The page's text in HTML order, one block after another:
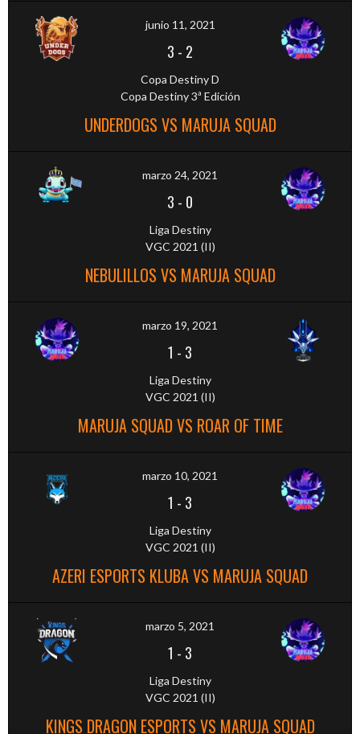
junio 11, 2021
3 - 2
Copa Destiny D
Copa Destiny 3ª Edición
UNDERDOGS VS MARUJA SQUAD
marzo 24, 2021
3 - 0
Liga Destiny
VGC 2021 (II)
NEBULILLOS VS MARUJA SQUAD
marzo 19, 2021
1 - 3
Liga Destiny
VGC 2021 (II)
MARUJA SQUAD VS ROAR OF TIME
marzo 10, 2021
1 - 3
Liga Destiny
VGC 2021 (II)
AZERI ESPORTS KLUBA VS MARUJA SQUAD
marzo 5, 2021
1 - 3
Liga Destiny
VGC 2021 (II)
KINGS DRAGON ESPORTS VS MARUJA SQUAD